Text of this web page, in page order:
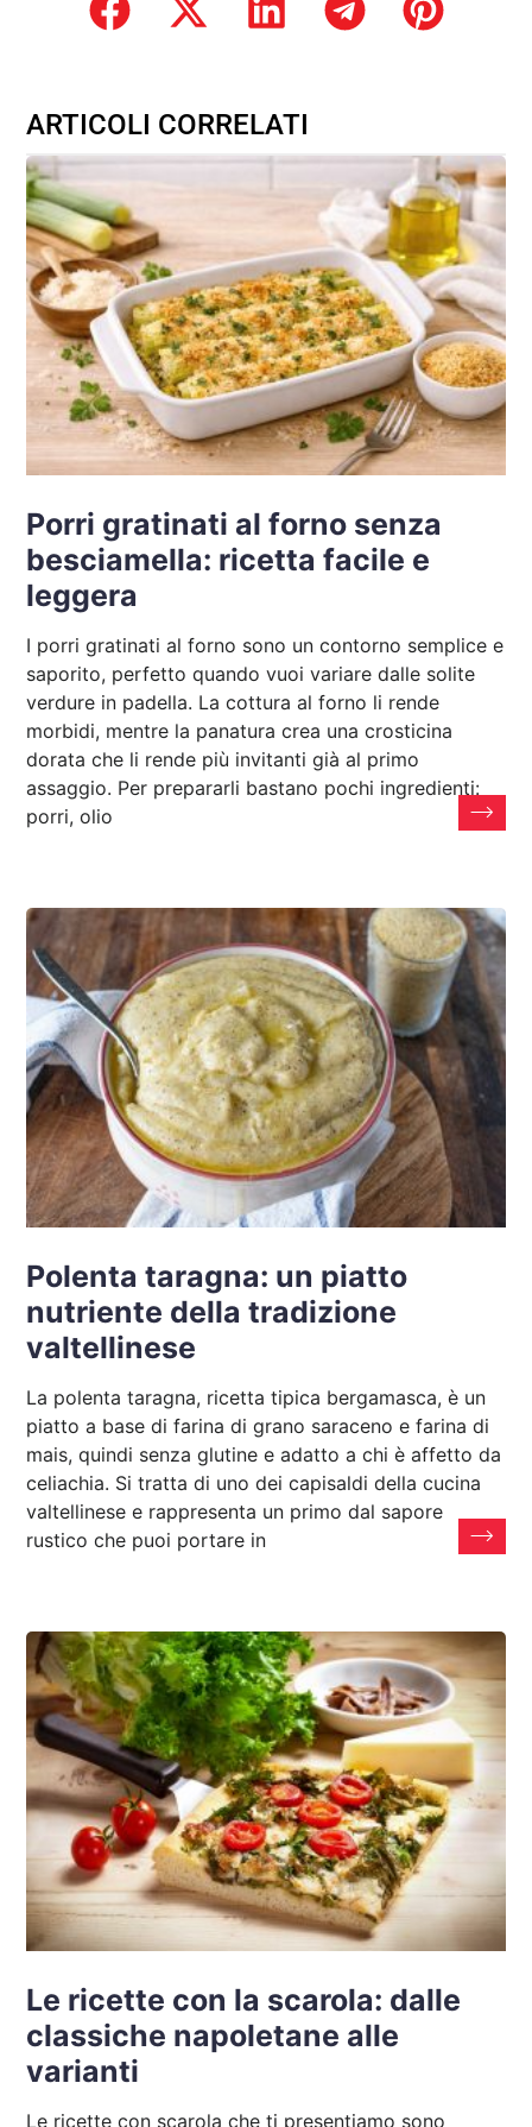
ARTICOLI CORRELATI
Porri gratinati al forno senza
besciamella: ricetta facile e
leggera
I porri gratinati al forno sono un contorno semplice e
saporito, perfetto quando vuoi variare dalle solite
verdure in padella. La cottura al forno li rende
morbidi, mentre la panatura crea una crosticina
dorata che li rende più invitanti già al primo
assaggio. Per prepararli bastano pochi ingredienti:
porri, olio
Polenta taragna: un piatto
nutriente della tradizione
valtellinese
La polenta taragna, ricetta tipica bergamasca, è un
piatto a base di farina di grano saraceno e farina di
mais, quindi senza glutine e adatto a chi è affetto da
celiachia. Si tratta di uno dei capisaldi della cucina
valtellinese e rappresenta un primo dal sapore
rustico che puoi portare in
Le ricette con la scarola: dalle
classiche napoletane alle
varianti
Le ricette con scarola che ti presentiamo sono